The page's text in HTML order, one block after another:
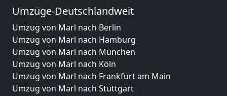
Umzüge-Deutschlandweit
Umzug von Marl nach Berlin
Umzug von Marl nach Hamburg
Umzug von Marl nach München
Umzug von Marl nach Köln
Umzug von Marl nach Frankfurt am Main
Umzug von Marl nach Stuttgart